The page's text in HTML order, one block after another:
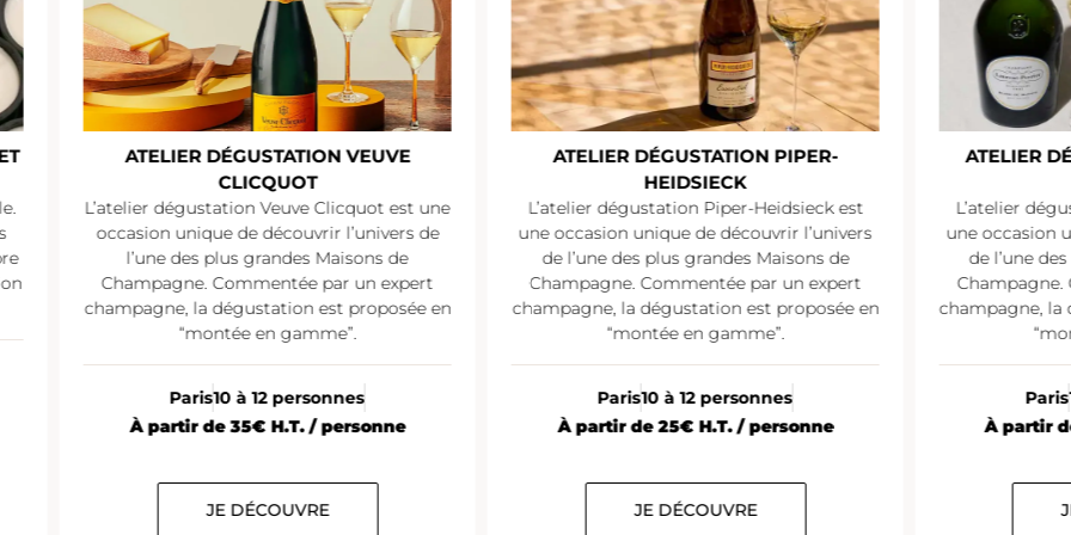
ATELIER DÉGUSTATION PIPER-
HEIDSIECK
L’atelier dégustation Piper-Heidsieck est
une occasion unique de découvrir l’univers
de l’une des plus grandes Maisons de
Champagne. Commentée par un expert
champagne, la dégustation est proposée en
“montée en gamme”.
Paris10 à 12 personnes
À partir de 25€ H.T. / personne
JE DÉCOUVRE
ATELIER DÉGUSTATION LAURENT-
PERRIER
L’atelier dégustation Laurent-Perrier est
une occasion unique de découvrir l’univers
de l’une des plus grandes Maisons de
Champagne. Commentée par un expert
champagne, la dégustation est proposée en
“montée en gamme”.
Paris10 à 12 personnes
À partir de 38€ H.T. / personne
JE DÉCOUVRE
ATELIER
L’atelier
est une
l’univers de
de
champagne, la
Paris
À partir